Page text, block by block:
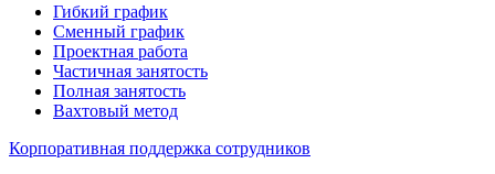
Гибкий график
Сменный график
Проектная работа
Частичная занятость
Полная занятость
Вахтовый метод
Корпоративная поддержка сотрудников